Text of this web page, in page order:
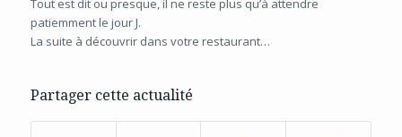
Tout est dit ou presque, il ne reste plus qu’à attendre
patiemment le jour J.
La suite à découvrir dans votre restaurant…
Partager cette actualité